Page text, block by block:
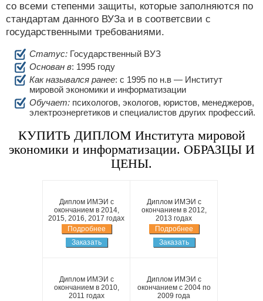
со всеми степенми защиты, которые заполняются по
стандартам данного ВУЗа и в соответсвии с
государственными требованиями.
Статус: Государственный ВУЗ
Основан в: 1995 году
Как назывался ранее: c 1995 по н.в — Институт
мировой экономики и информатизации
Обучает: психологов, экологов, юристов, менеджеров,
электроэнергетиков и специалистов других профессий.
КУПИТЬ ДИПЛОМ Института мировой
экономики и информатизации. ОБРАЗЦЫ И
ЦЕНЫ.
Диплом ИМЭИ с
окончанием в 2014,
2015, 2016, 2017 годах
Подробнее
Заказать
Диплом ИМЭИ с
окончанием в 2012,
2013 годах
Подробнее
Заказать
Диплом ИМЭИ с
окончанием в 2010,
2011 годах
Диплом ИМЭИ с
окончанием с 2004 по
2009 года